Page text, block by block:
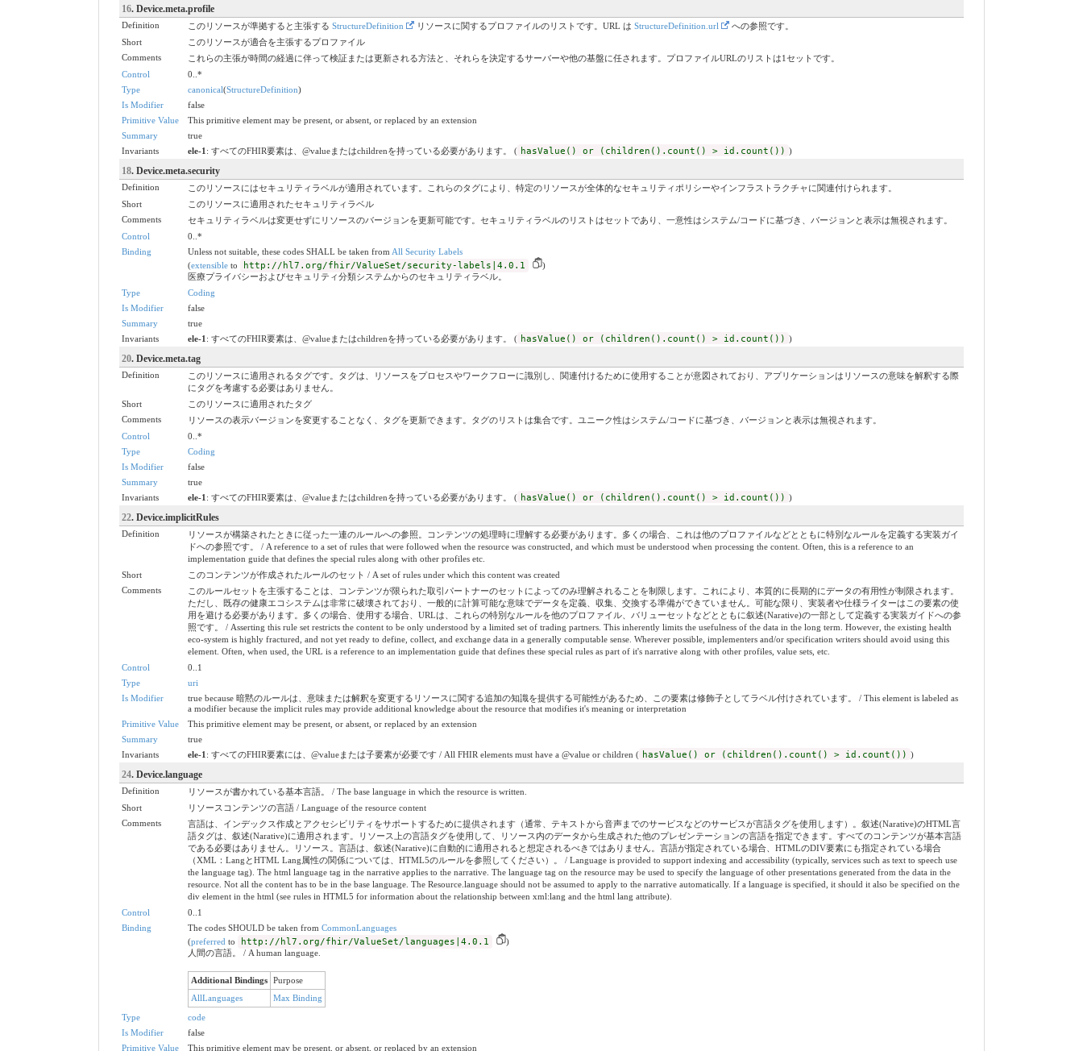
16. Device.meta.profile
Definition このリソースが準拠すると主張する StructureDefinition リソースに関するプロファイルのリストです。URL は StructureDefinition.url
への参照です。
Short
このリソースが適合を主張するプロファイル
Comments
これらの主張が時間の経過に伴って検証または更新される方法と、それらを決定するサーバーや他の基盤に任されます。プロファイルURLのリストは1セットです。
Control
0..*
Type
canonical(StructureDefinition)
Is Modifier
false
Primitive Value
This primitive element may be present, or absent, or replaced by an extension
Summary
true
Invariants
ele-1 : すべてのFHIR要素は、@valueまたはchildrenを持っている必要があります。 ( hasValue() or (children().count() > id.count()) )
18. Device.meta.security
Definition
このリソースにはセキュリティラベルが適用されています。これらのタグにより、特定のリソースが全体的なセキュリティポリシーやインフラストラクチャに関連付けられます。
Short
このリソースに適用されたセキュリティラベル
Comments
セキュリティラベルは変更せずにリソースのバージョンを更新可能です。セキュリティラベルのリストはセットであり、一意性はシステム/コードに基づき、バージョンと表示は無視されます。
Control
0..*
Binding
Unless not suitable, these codes SHALL be taken from All Security Labels
(extensibleto http://hl7.org/fhir/ValueSet/security-labels|4.0.1
)
医療プライバシーおよびセキュリティ分類システムからのセキュリティラベル。
Type
Coding
Is Modifier
false
Summary
true
Invariants
ele-1 : すべてのFHIR要素は、@valueまたはchildrenを持っている必要があります。 ( hasValue() or (children().count() > id.count()) )
20. Device.meta.tag
Definition
このリソースに適用されるタグです。タグは、リソースをプロセスやワークフローに識別し、関連付けるために使用することが意図されており、アプリケーションはリソースの意味を解釈する際
にタグを考慮する必要はありません。
Short
このリソースに適用されたタグ
Comments
リソースの表示バージョンを変更することなく、タグを更新できます。タグのリストは集合です。ユニーク性はシステム/コードに基づき、バージョンと表示は無視されます。
Control
0..*
Type
Coding
Is Modifier
false
Summary
true
Invariants
ele-1 : すべてのFHIR要素は、@valueまたはchildrenを持っている必要があります。 ( hasValue() or (children().count() > id.count()) )
22. Device.implicitRules
Definition
リソースが構築されたときに従った一連のルールへの参照。コンテンツの処理時に理解する必要があります。多くの場合、これは他のプロファイルなどとともに特別なルールを定義する実装ガイ
ドへの参照です。 / A reference to a set of rules that were followed when the resource was constructed, and which must be understood when processing the content. Often, this is a reference to an
implementation guide that defines the special rules along with other profiles etc.
Short
このコンテンツが作成されたルールのセット / A set of rules under which this content was created
Comments
このルールセットを主張することは、コンテンツが限られた取引パートナーのセットによってのみ理解されることを制限します。これにより、本質的に長期的にデータの有用性が制限されます。
ただし、既存の健康エコシステムは非常に破壊されており、一般的に計算可能な意味でデータを定義、収集、交換する準備ができていません。可能な限り、実装者や仕様ライターはこの要素の使
用を避ける必要があります。多くの場合、使用する場合、URLは、これらの特別なルールを他のプロファイル、バリューセットなどとともに叙述(Narative)の一部として定義する実装ガイドへの参
照です。 / Asserting this rule set restricts the content to be only understood by a limited set of trading partners. This inherently limits the usefulness of the data in the long term. However, the existing health
eco-system is highly fractured, and not yet ready to define, collect, and exchange data in a generally computable sense. Wherever possible, implementers and/or specification writers should avoid using this
element. Often, when used, the URL is a reference to an implementation guide that defines these special rules as part of it's narrative along with other profiles, value sets, etc.
Control
0..1
Type
uri
Is Modifier
true because 暗黙のルールは、意味または解釈を変更するリソースに関する追加の知識を提供する可能性があるため、この要素は修飾子としてラベル付けされています。 / This element is labeled as
a modifier because the implicit rules may provide additional knowledge about the resource that modifies it's meaning or interpretation
Primitive Value
This primitive element may be present, or absent, or replaced by an extension
Summary
true
Invariants
ele-1 : すべてのFHIR要素には、@valueまたは子要素が必要です / All FHIR elements must have a @value or children ( hasValue() or (children().count() > id.count()) )
24. Device.language
Definition
リソースが書かれている基本言語。 / The base language in which the resource is written.
Short
リソースコンテンツの言語 / Language of the resource content
Comments
言語は、インデックス作成とアクセシビリティをサポートするために提供されます（通常、テキストから音声までのサービスなどのサービスが言語タグを使用します）。叙述(Narative)のHTML言
語タグは、叙述(Narative)に適用されます。リソース上の言語タグを使用して、リソース内のデータから生成された他のプレゼンテーションの言語を指定できます。すべてのコンテンツが基本言語
である必要はありません。リソース。言語は、叙述(Narative)に自動的に適用されると想定されるべきではありません。言語が指定されている場合、HTMLのDIV要素にも指定されている場合
（XML：LangとHTML Lang属性の関係については、HTML5のルールを参照してください）。 / Language is provided to support indexing and accessibility (typically, services such as text to speech use
the language tag). The html language tag in the narrative applies to the narrative. The language tag on the resource may be used to specify the language of other presentations generated from the data in the
resource. Not all the content has to be in the base language. The Resource.language should not be assumed to apply to the narrative automatically. If a language is specified, it should it also be specified on the
div element in the html (see rules in HTML5 for information about the relationship between xml:lang and the html lang attribute).
Control
0..1
Binding
The codes SHOULD be taken from CommonLanguages
(preferred to http://hl7.org/fhir/ValueSet/languages|4.0.1
)
人間の言語。 / A human language.
Additional Bindings
Purpose
AllLanguages
Max Binding
Type
code
Is Modifier
false
Primitive Value
This primitive element may be present, or absent, or replaced by an extension